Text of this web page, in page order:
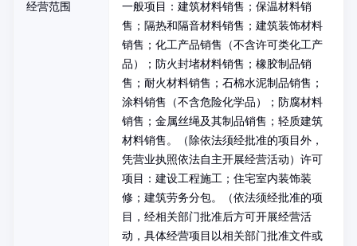
经营范围
一般项目：建筑材料销售；保温材料销
售；隔热和隔音材料销售；建筑装饰材料
销售；化工产品销售（不含许可类化工产
品）；防火封堵材料销售；橡胶制品销
售；耐火材料销售；石棉水泥制品销售；
涂料销售（不含危险化学品）；防腐材料
销售；金属丝绳及其制品销售；轻质建筑
材料销售。（除依法须经批准的项目外，
凭营业执照依法自主开展经营活动）许可
项目：建设工程施工；住宅室内装饰装
修；建筑劳务分包。（依法须经批准的项
目，经相关部门批准后方可开展经营活
动，具体经营项目以相关部门批准文件或